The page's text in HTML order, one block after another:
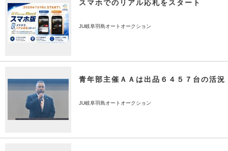
スマホでのリアル応札をスタート
JU岐阜羽島オートオークション
青年部主催ＡＡは出品６４５７台の活況
JU岐阜羽島オートオークション